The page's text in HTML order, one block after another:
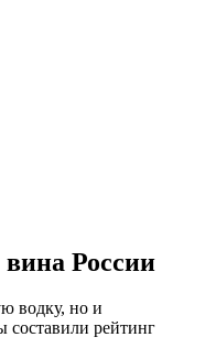
России
водку, но и
составили рейтинг